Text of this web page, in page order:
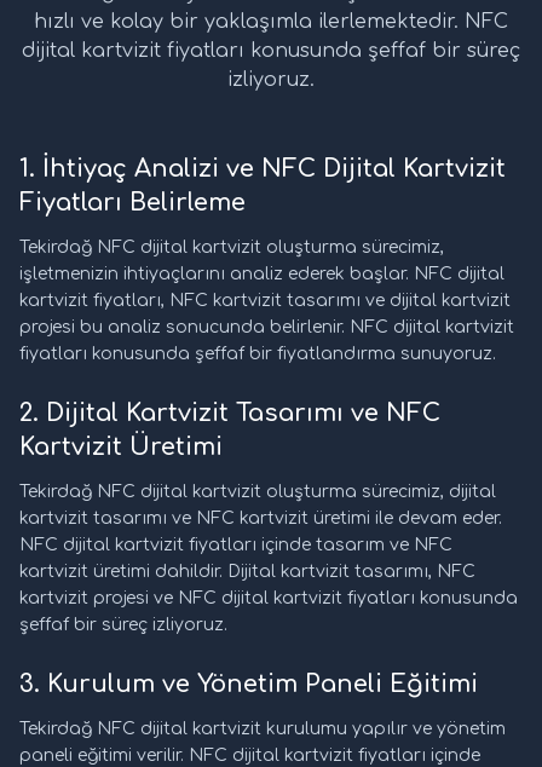
hızlı ve kolay bir yaklaşımla ilerlemektedir. NFC
dijital kartvizit fiyatları konusunda şeffaf bir süreç
izliyoruz.
1. İhtiyaç Analizi ve NFC Dijital Kartvizit
Fiyatları Belirleme
Tekirdağ NFC dijital kartvizit oluşturma sürecimiz,
işletmenizin ihtiyaçlarını analiz ederek başlar. NFC dijital
kartvizit fiyatları, NFC kartvizit tasarımı ve dijital kartvizit
projesi bu analiz sonucunda belirlenir. NFC dijital kartvizit
fiyatları konusunda şeffaf bir fiyatlandırma sunuyoruz.
2. Dijital Kartvizit Tasarımı ve NFC
Kartvizit Üretimi
Tekirdağ NFC dijital kartvizit oluşturma sürecimiz, dijital
kartvizit tasarımı ve NFC kartvizit üretimi ile devam eder.
NFC dijital kartvizit fiyatları içinde tasarım ve NFC
kartvizit üretimi dahildir. Dijital kartvizit tasarımı, NFC
kartvizit projesi ve NFC dijital kartvizit fiyatları konusunda
şeffaf bir süreç izliyoruz.
3. Kurulum ve Yönetim Paneli Eğitimi
Tekirdağ NFC dijital kartvizit kurulumu yapılır ve yönetim
paneli eğitimi verilir. NFC dijital kartvizit fiyatları içinde